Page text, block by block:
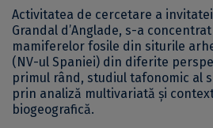
Activitatea de cercetare a
Grandal d’Anglade, s-a
mamiferelor fosile din siturile
(NV-ul Spaniei) din diferite
primul rând, studiul tafonomic al
prin analiză multivariată și
biogeografică.